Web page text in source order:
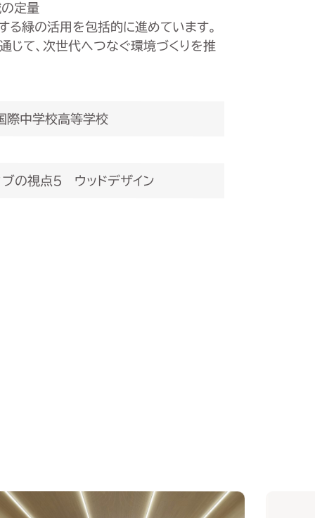
定量
る緑の活用を包括的に進めています。
じて、次世代へつなぐ環境づくりを推
際中学校高等学校
ブの視点5 ウッドデザイン